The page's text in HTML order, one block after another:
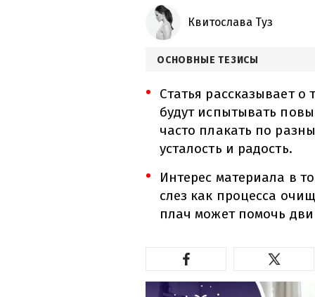
Квитослава Туз
ОСНОВНЫЕ ТЕЗИСЫ
Статья рассказывает
будут испытывать
часто плакать по
усталость и радость.
Интерес материала в
слез как процесса
плач может помочь